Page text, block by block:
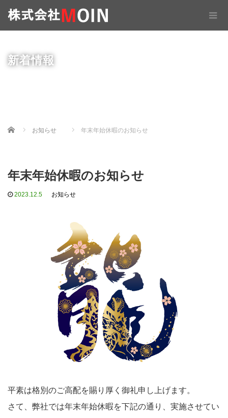
新着情報
Home お知らせ 年末年始休暇のお知らせ
年末年始休暇のお知らせ
2023.12.5 お知らせ
平素は格別のご高配を賜り厚く御礼申し上げます。
さて、弊社では年末年始休暇を下記の通り、実施させてい